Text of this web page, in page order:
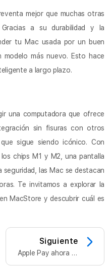
mejor que muchas otras
a su durabilidad y la
tu Mac usada por un buen
más nuevo. Esto hace
a largo plazo.
una computadora que ofrece
sin fisuras con otros
sigue siendo icónico. Con
chips M1 y M2, una pantalla
las Mac se destacan
Te invitamos a explorar la
MacStore y descubrir cuál es
Siguiente
Apple Pay ahora es